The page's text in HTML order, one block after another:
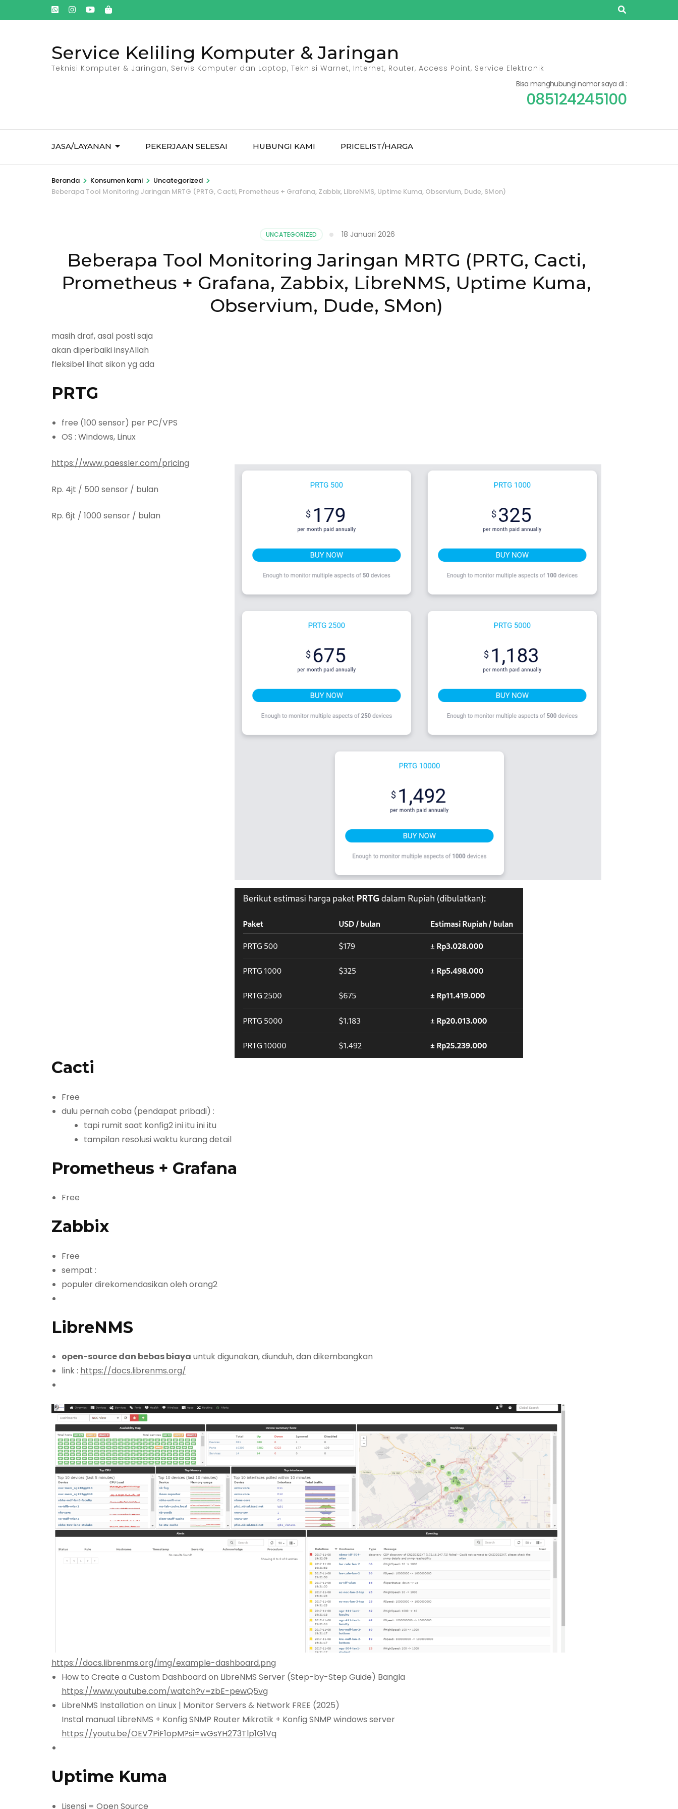
ke
Service Keliling Komputer & Jaringan
Teknisi Komputer & Jaringan, Servis Komputer dan Laptop, Teknisi Warnet, Internet, Router, Access Point, Service Elektronik
Bisa menghubungi nomor saya di :
085124245100
JASA/LAYANAN PEKERJAAN SELESAI HUBUNGI KAMI PRICELIST/HARGA
Beranda > Konsumen kami > Uncategorized >
Beberapa Tool Monitoring Jaringan MRTG (PRTG, Cacti, Prometheus + Grafana, Zabbix, LibreNMS, Uptime Kuma, Observium, Dude, SMon)
UNCATEGORIZED 18 Januari 2026
Beberapa Tool Monitoring Jaringan MRTG (PRTG, Cacti,
Prometheus + Grafana, Zabbix, LibreNMS, Uptime Kuma,
Observium, Dude, SMon)
masih draf, asal posti saja
akan diperbaiki insyAllah
fleksibel lihat sikon yg ada
PRTG
free (100 sensor) per PC/VPS
OS : Windows, Linux
https://www.paessler.com/pricing
Rp. 4jt / 500 sensor / bulan
Rp. 6jt / 1000 sensor / bulan
Cacti
Free
dulu pernah coba (pendapat pribadi) :
tapi rumit saat konfig2 ini itu ini itu
tampilan resolusi waktu kurang detail
Prometheus + Grafana
Free
Zabbix
Free
sempat :
populer direkomendasikan oleh orang2
LibreNMS
open-source dan bebas biaya untuk digunakan, diunduh, dan dikembangkan
link : https://docs.librenms.org/
https://docs.librenms.org/img/example-dashboard.png
How to Create a Custom Dashboard on LibreNMS Server (Step-by-Step Guide) Bangla
https://www.youtube.com/watch?v=zbE-pewQ5vg
LibreNMS Installation on Linux | Monitor Servers & Network FREE (2025)
Instal manual LibreNMS + Konfig SNMP Router Mikrotik + Konfig SNMP windows server
https://youtu.be/OEV7PiF1opM?si=wGsYH273Tlp1G1Vq
Uptime Kuma
Lisensi = Open Source